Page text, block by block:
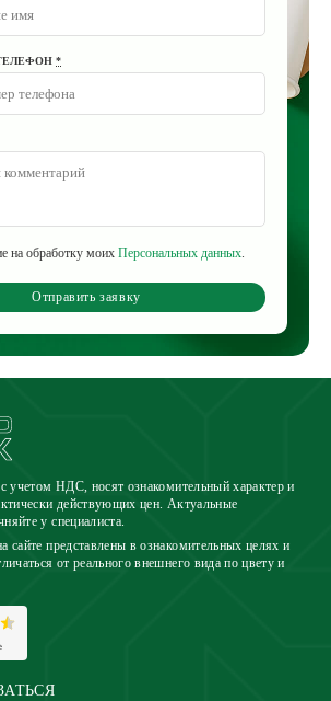
*
на обработку моих Персональных данных.
Отправить заявку
учетом НДС, носят ознакомительный характер и
действующих цен. Актуальные
у специалиста.
сайте представлены в ознакомительных целях и
от реального внешнего вида по цвету и